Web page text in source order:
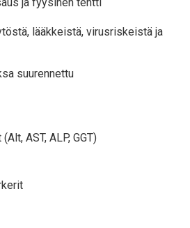
lääkkeistä, virusriskeistä ja
suurennettu
AST, ALP, GGT)